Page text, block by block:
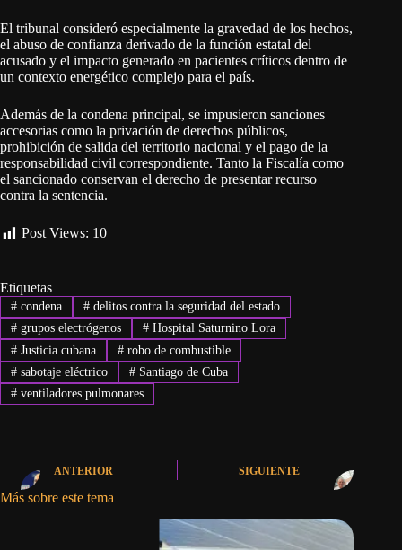
El tribunal consideró especialmente la gravedad de los hechos,
el abuso de confianza derivado de la función estatal del
acusado y el impacto generado en pacientes críticos dentro de
un contexto energético complejo para el país.
Además de la condena principal, se impusieron sanciones
accesorias como la privación de derechos públicos,
prohibición de salida del territorio nacional y el pago de la
responsabilidad civil correspondiente. Tanto la Fiscalía como
el sancionado conservan el derecho de presentar recurso
contra la sentencia.
Post Views: 10
Etiquetas
#condena #delitos contra la seguridad del estado
#grupos electrógenos #Hospital Saturnino Lora
#Justicia cubana #robo de combustible
#sabotaje eléctrico #Santiago de Cuba
#ventiladores pulmonares
ANTERIOR SIGUIENTE
Más sobre este tema